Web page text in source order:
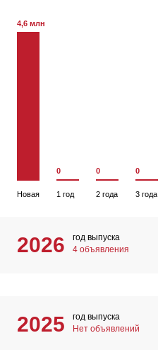
4,6 млн
Новая
0
1 год
0
2 года
0
3 года
2026
год выпуска
4 объявления
2025
год выпуска
Нет объявлений